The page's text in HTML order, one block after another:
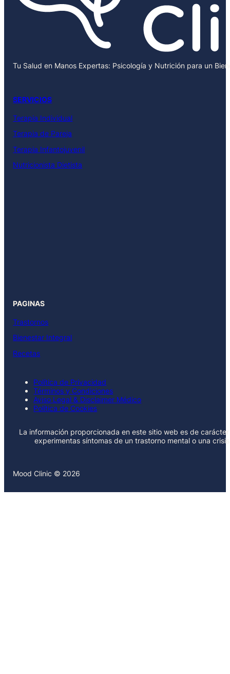
Tu Salud en Manos Expertas: Psicología y Nutrición para un
SERVICIOS
Terapia Individual
Terapia de Pareja
Terapia Infantojuvenil
Nutricionista Dietista
PAGINAS
Trastornos
Bienestar Integral
Recetas
Política de Privacidad
Términos y Condiciones
Aviso Legal & Disclaimer Médico
Política de Cookies
La información proporcionada en este sitio web es de
experimentas síntomas de un trastorno mental o una
Mood Clinic © 2026